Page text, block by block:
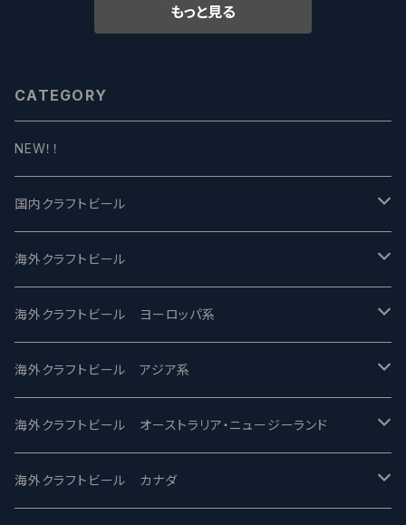
もっと見る
CATEGORY
NEW！！
国内クラフトビール
UCHU BREWING -うちゅうブルーイング
バテレ -VERTERE
2nd Story Ale Works -セカンドストーリー
ビアへるん - Beer Hearn
忽布古丹醸造 - HOP KOTAN
海外クラフトビール
Modern Times モダンタイムズ
Maui マウイ
Toppling Goliath トップリンゴライアス
Fair State フェアステイト
海外クラフトビール ヨーロッパ系
UnBarred -アンバード
SAIREN /サイレン
ワイルドチャイルド - Wilde Child
海外クラフトビール アジア系
gweilo-鬼佬 グウァイロ
Heart Of Darkness - ハートオブダークネス
海外クラフトビール オーストラリア・ニュージーランド
ROCKY RIDGE - ロッキーリッジ
海外クラフトビール カナダ